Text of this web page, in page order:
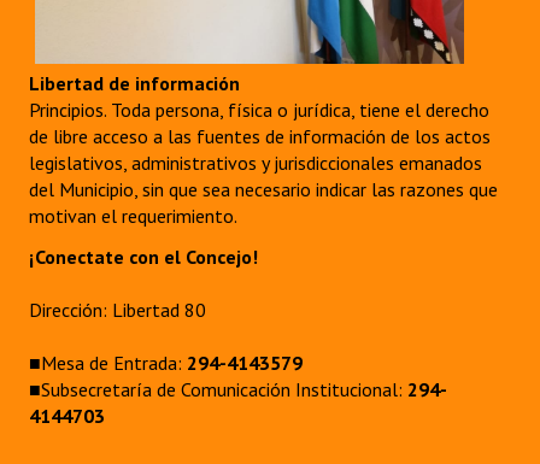
Libertad de información
Principios. Toda persona, física o jurídica, tiene el derecho
de libre acceso a las fuentes de información de los actos
legislativos, administrativos y jurisdiccionales emanados
del Municipio, sin que sea necesario indicar las razones que
motivan el requerimiento.
¡Conectate con el Concejo!
Dirección: Libertad 80
■Mesa de Entrada: 294-4143579
■Subsecretaría de Comunicación Institucional: 294-
4144703